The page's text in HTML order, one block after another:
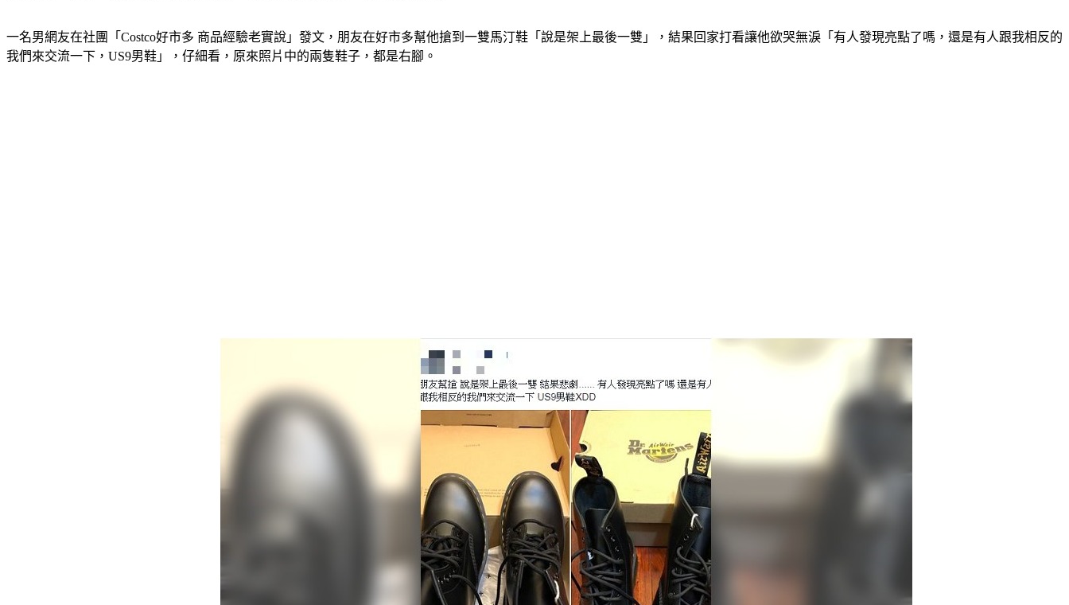
一名男網友在社團「Costco好市多 商品經驗老實說」發文，朋友在好市多幫他搶到一雙馬汀鞋「說是架上最後一雙」，結果回家打看讓他欲哭無淚「有人發現亮點了嗎，還是有人跟我相反的
我們來交流一下，US9男鞋」，仔細看，原來照片中的兩隻鞋子，都是右腳。